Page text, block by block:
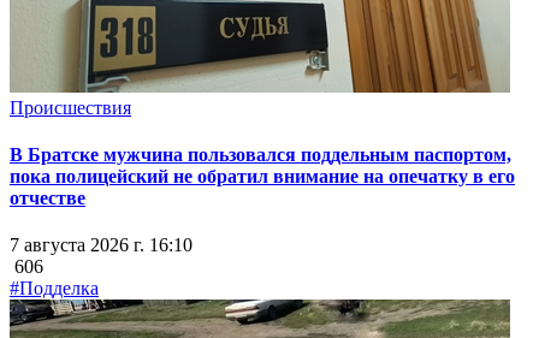
Происшествия
В Братске мужчина пользовался поддельным паспортом,
пока полицейский не обратил внимание на опечатку в его
отчестве
7 августа 2026 г. 16:10
606
#Подделка